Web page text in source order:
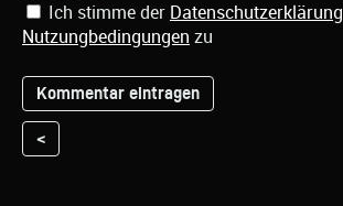
Ich stimme der Datenschutzerklärung
Nutzungbedingungen zu
<